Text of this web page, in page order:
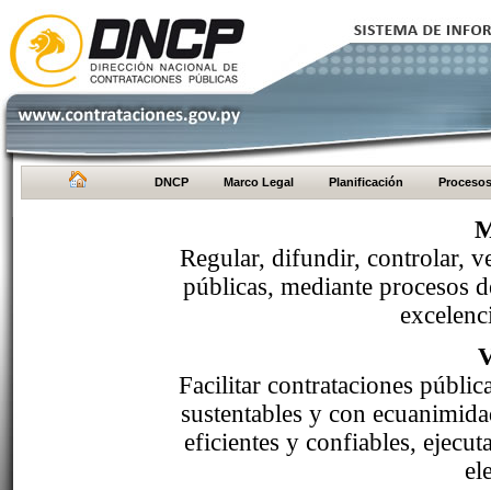
DNCP Marco Legal Planificación Procesos
Regular, difundir, controlar,
públicas, mediante procesos
Facilitar contrataciones
sustentables y con
eficientes y confiables,